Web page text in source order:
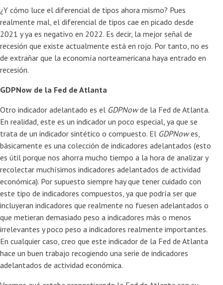
¿Y cómo luce el diferencial de tipos ahora mismo? Pues
realmente mal, el diferencial de tipos cae en picado desde
2021 y ya es negativo en 2022. Es decir, la mejor señal de
recesión que existe actualmente está en rojo. Por tanto, no es
de extrañar que la economía norteamericana haya entrado en
recesión.
GDPNow de la Fed de Atlanta
Otro indicador adelantado es el GDPNowde la Fed de Atlanta.
En realidad, este es un indicador un poco especial, ya que se
trata de un indicador sintético o compuesto. El GDPNowes,
básicamente es una colección de indicadores adelantados (esto
es útil porque nos ahorra mucho tiempo a la hora de analizar y
recolectar muchísimos indicadores adelantados de actividad
económica). Por supuesto siempre hay que tener cuidado con
este tipo de indicadores compuestos, ya que podría ser que
incluyeran indicadores que realmente no fuesen adelantados o
que metieran demasiado peso a indicadores más o menos
irrelevantes y poco peso a indicadores realmente importantes.
En cualquier caso, creo que este indicador de la Fed de Atlanta
hace un buen trabajo recogiendo una serie de indicadores
adelantados de actividad económica.